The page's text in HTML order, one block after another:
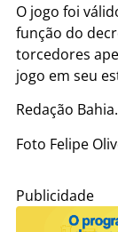
O jogo foi
função do
torcedores
jogo em seu
Redação
Foto Felipe
Publicidade